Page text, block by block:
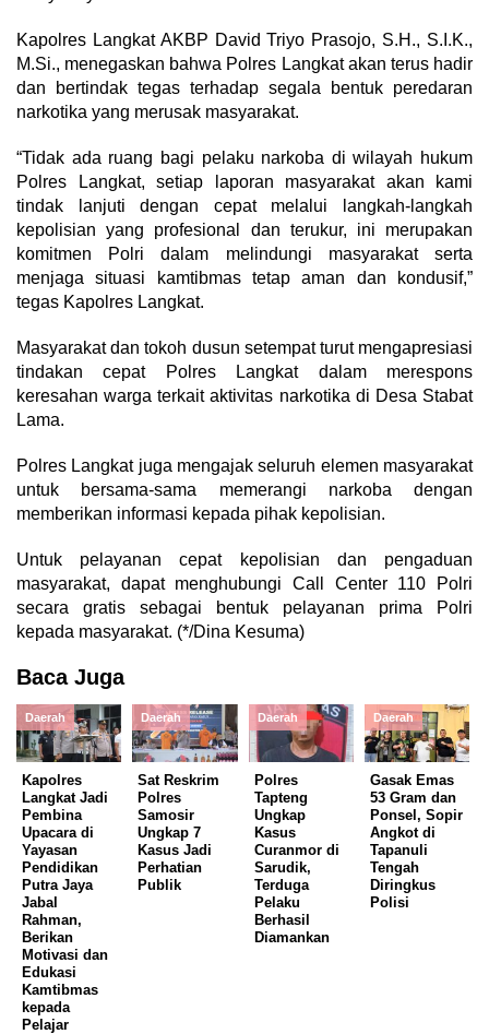
Kapolres Langkat AKBP David Triyo Prasojo, S.H., S.I.K.,
M.Si., menegaskan bahwa Polres Langkat akan terus hadir
dan bertindak tegas terhadap segala bentuk peredaran
narkotika yang merusak masyarakat.
“Tidak ada ruang bagi pelaku narkoba di wilayah hukum
Polres Langkat, setiap laporan masyarakat akan kami
tindak lanjuti dengan cepat melalui langkah-langkah
kepolisian yang profesional dan terukur, ini merupakan
komitmen Polri dalam melindungi masyarakat serta
menjaga situasi kamtibmas tetap aman dan kondusif,”
tegas Kapolres Langkat.
Masyarakat dan tokoh dusun setempat turut mengapresiasi
tindakan cepat Polres Langkat dalam merespons
keresahan warga terkait aktivitas narkotika di Desa Stabat
Lama.
Polres Langkat juga mengajak seluruh elemen masyarakat
untuk bersama-sama memerangi narkoba dengan
memberikan informasi kepada pihak kepolisian.
Untuk pelayanan cepat kepolisian dan pengaduan
masyarakat, dapat menghubungi Call Center 110 Polri
secara gratis sebagai bentuk pelayanan prima Polri
kepada masyarakat. (*/Dina Kesuma)
Baca Juga
Daerah
Kapolres
Langkat Jadi
Pembina
Upacara di
Yayasan
Pendidikan
Putra Jaya
Jabal
Rahman,
Berikan
Motivasi dan
Edukasi
Kamtibmas
kepada
Pelajar
Daerah
Sat Reskrim
Polres
Samosir
Ungkap 7
Kasus Jadi
Perhatian
Publik
Daerah
Polres
Tapteng
Ungkap
Kasus
Curanmor di
Sarudik,
Terduga
Pelaku
Berhasil
Diamankan
Daerah
Gasak Emas
53 Gram dan
Ponsel, Sopir
Angkot di
Tapanuli
Tengah
Diringkus
Polisi